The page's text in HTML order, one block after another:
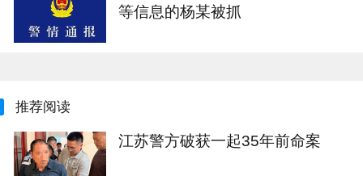
等信息的杨某被抓
推荐阅读
江苏警方破获一起35年前命案